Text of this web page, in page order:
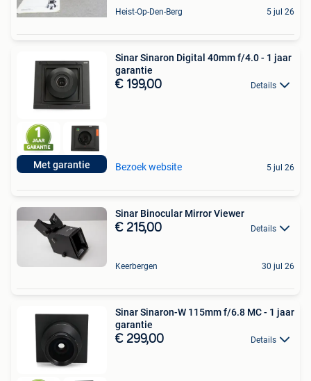
Heist-Op-Den-Berg 5 jul 26
Met garantie
Sinar Sinaron Digital 40mm f/4.0 - 1 jaar
garantie
€ 199,00 Details
Bezoek website 5 jul 26
Sinar Binocular Mirror Viewer
€ 215,00 Details
Keerbergen 30 jul 26
Sinar Sinaron-W 115mm f/6.8 MC - 1 jaar
garantie
€ 299,00 Details